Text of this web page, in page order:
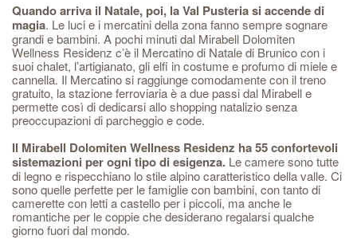
Quando arriva il Natale, poi, la Val Pusteria si accende di
magia. Le luci e i mercatini della zona fanno sempre sognare
grandi e bambini. A pochi minuti dal Mirabell Dolomiten
Wellness Residenz c’è il Mercatino di Natale di Brunico con i
suoi chalet, l’artigianato, gli elfi in costume e profumo di miele e
cannella. Il Mercatino si raggiunge comodamente con il treno
gratuito, la stazione ferroviaria è a due passi dal Mirabell e
permette così di dedicarsi allo shopping natalizio senza
preoccupazioni di parcheggio e code.
Il Mirabell Dolomiten Wellness Residenz ha 55 confortevoli
sistemazioni per ogni tipo di esigenza. Le camere sono tutte
di legno e rispecchiano lo stile alpino caratteristico della valle. Ci
sono quelle perfette per le famiglie con bambini, con tanto di
camerette con letti a castello per i piccoli, ma anche le
romantiche per le coppie che desiderano regalarsi qualche
giorno fuori dal mondo.